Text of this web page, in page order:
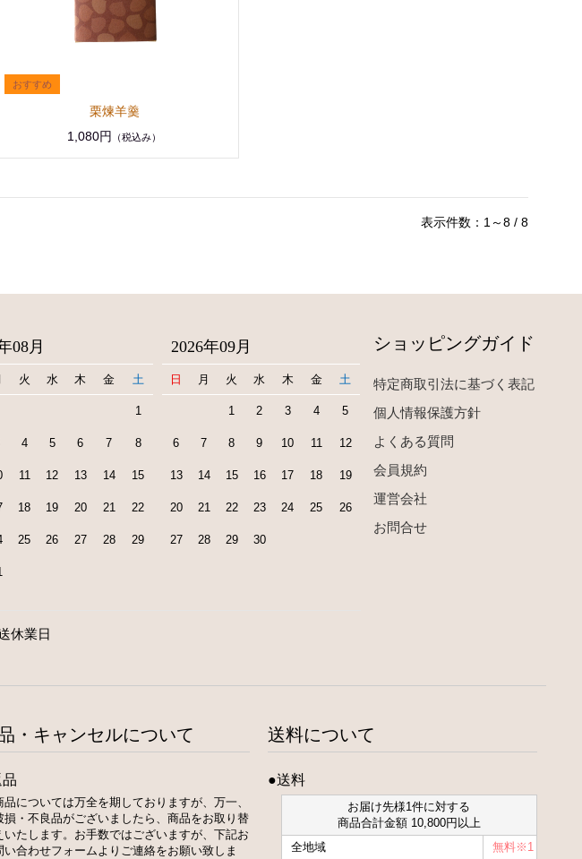
栗煉羊羹
1,080円
（税込み）
表示件数：1～8 / 8
08月
火 水 木 金 土
1
4 5 6 7 8
11 12 13 14 15
18 19 20 21 22
25 26 27 28 29
2026年09月
日 月 火 水 木 金 土
1 2 3 4 5
6 7 8 9 10 11 12
13 14 15 16 17 18 19
20 21 22 23 24 25 26
27 28 29 30
休業日
ショッピングガイド
特定商取引法に基づく表記
個人情報保護方針
よくある質問
会員規約
運営会社
お問合せ
・キャンセルについて
品については万全を期しておりますが、万一、
損・不良品がございましたら、商品をお取り替
いたします。お手数ではございますが、下記お
い合わせフォームよりご連絡をお願い致しま
送料について
●送料
お届け先様1件に対する
商品合計金額 10,800円以上
全地域
無料※1